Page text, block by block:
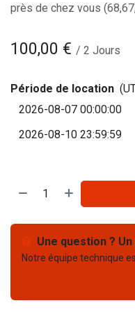
près de chez vous
100,00 € / 2 Jours
Période de location
Une question ?
Notre équipe technique